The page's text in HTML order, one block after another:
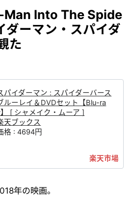
Man Into The Spide
ダーマン・スパイダ
た
パイダーマン : スパイダーバース
ルーレイ＆DVDセット【Blu-ra
[ シャメイク・ムーア ]
天ブックス
格 : 4694円
年の映画。